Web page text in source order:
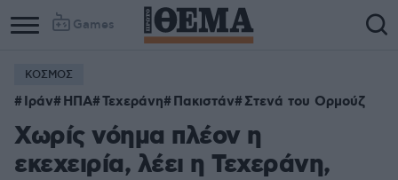
Games
ΚΟΣΜΟΣ
Ιράν ΗΠΑ Τεχεράνη Πακιστάν Στενά του Ορμούζ
Χωρίς νόημα πλέον η
εκεχειρία, λέει η Τεχεράνη,